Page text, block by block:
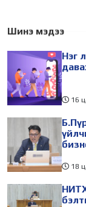
өдөр зохион
холбогдуулан
Шинэ мэдээ
Нэг
16
18